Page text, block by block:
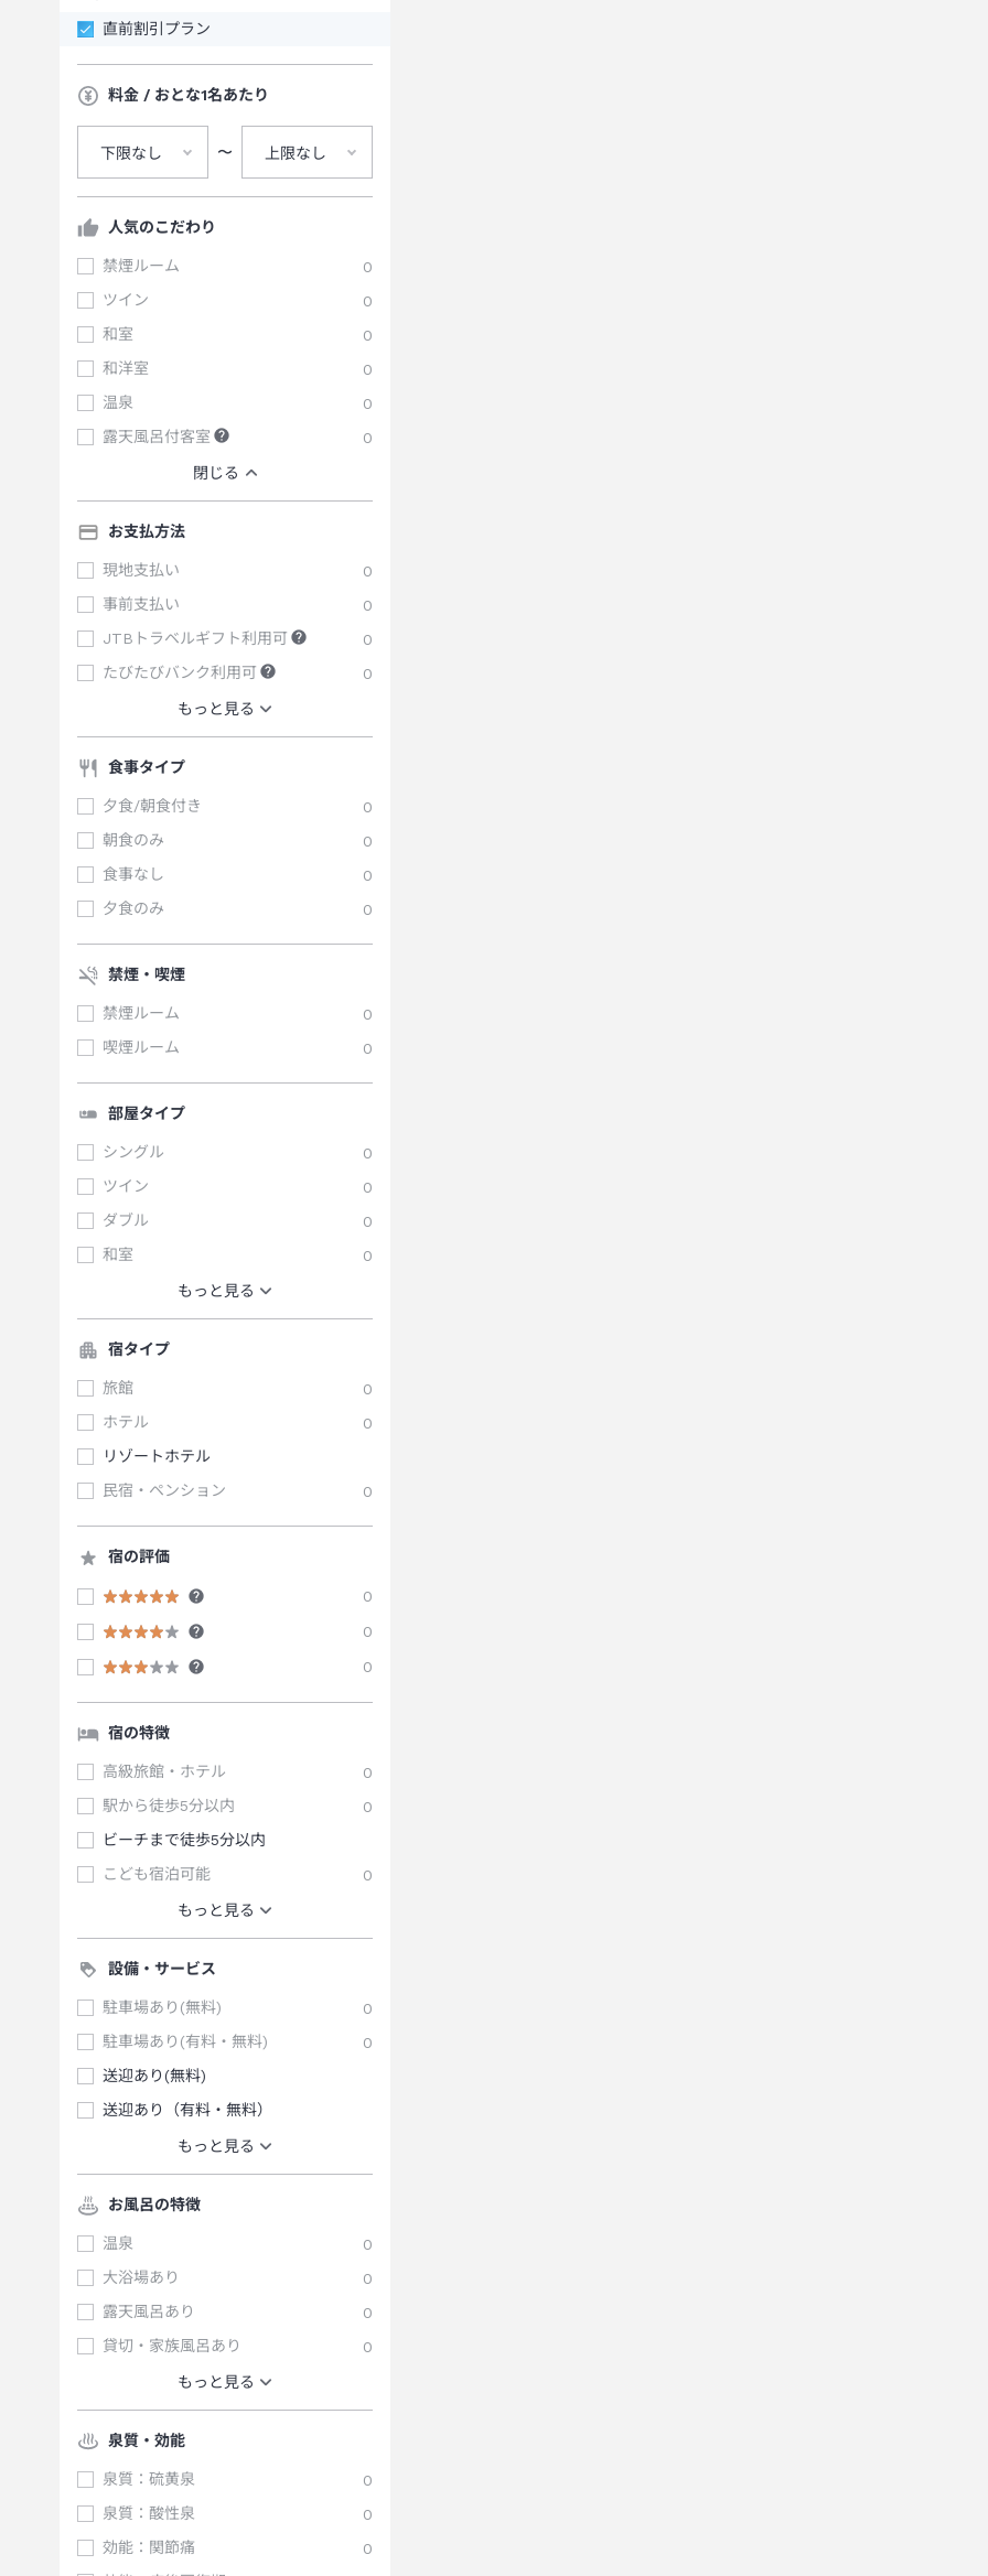
直前割引プラン
料金 / おとな1名あたり
下限なし 〜 上限なし
人気のこだわり
禁煙ルーム
0
ツイン
0
和室
0
和洋室
0
温泉
0
露天風呂付客室
0
閉じる
お支払方法
現地支払い
0
事前支払い
0
JTBトラベルギフト利用可
0
たびたびバンク利用可
0
もっと見る
食事タイプ
夕食/朝食付き
0
朝食のみ
0
食事なし
0
夕食のみ
0
禁煙・喫煙
禁煙ルーム
0
喫煙ルーム
0
部屋タイプ
シングル
0
ツイン
0
ダブル
0
和室
0
もっと見る
宿タイプ
旅館
0
ホテル
0
リゾートホテル
民宿・ペンション
0
宿の評価
0
0
0
宿の特徴
高級旅館・ホテル
0
駅から徒歩5分以内
0
ビーチまで徒歩5分以内
こども宿泊可能
0
もっと見る
設備・サービス
駐車場あり(無料)
0
駐車場あり(有料・無料)
0
送迎あり(無料)
送迎あり（有料・無料）
もっと見る
お風呂の特徴
温泉
0
大浴場あり
0
露天風呂あり
0
貸切・家族風呂あり
0
もっと見る
泉質・効能
泉質：硫黄泉
0
泉質：酸性泉
0
効能：関節痛
0